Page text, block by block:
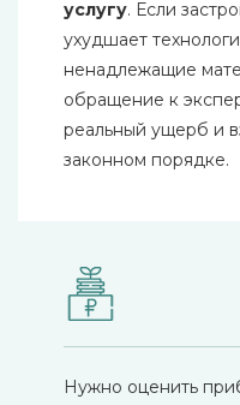
услугу. Если
ухудшает
ненадлежащие
обращение к
реальный ущерб и
законном порядке.
Нужно оценить